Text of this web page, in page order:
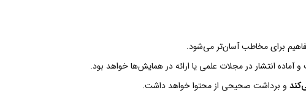
برای مخاطب آسان‌تر می‌شود.
آماده انتشار در مجلات علمی یا ارائه در همایش‌ها خواهد بود.
و برداشت صحیحی از محتوا خواهد داشت.